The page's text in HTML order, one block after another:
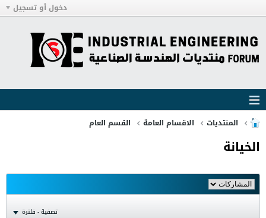
دخول أو تسجيل
المنتديات الاقسام العامة القسم العام
الخيانة
تصفية - فلترة